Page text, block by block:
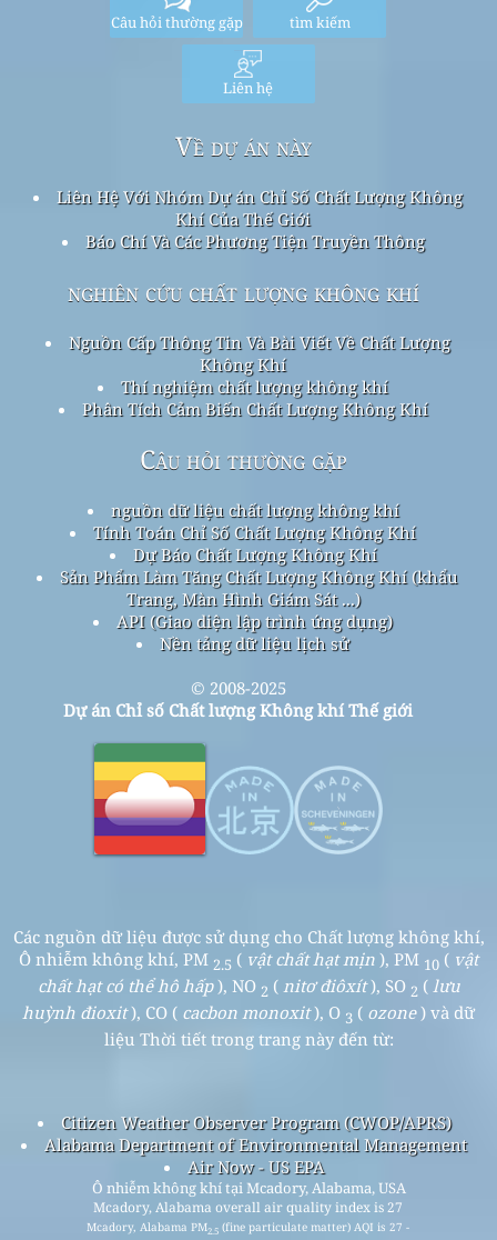
Câu hỏi thường gặp tìm kiếm
Liên hệ
Về dự án này
Liên Hệ Với Nhóm Dự án Chỉ Số Chất Lượng Không
Khí Của Thế Giới
Báo Chí Và Các Phương Tiện Truyền Thông
nghiên cứu chất lượng không khí
Nguồn Cấp Thông Tin Và Bài Viết Về Chất Lượng
Không Khí
Thí nghiệm chất lượng không khí
Phân Tích Cảm Biến Chất Lượng Không Khí
Câu hỏi thường gặp
nguồn dữ liệu chất lượng không khí
Tính Toán Chỉ Số Chất Lượng Không Khí
Dự Báo Chất Lượng Không Khí
Sản Phẩm Làm Tăng Chất Lượng Không Khí (khẩu
Trang, Màn Hình Giám Sát ...)
API (Giao diện lập trình ứng dụng)
Nền tảng dữ liệu lịch sử
© 2008-2025
Dự án Chỉ số Chất lượng Không khí Thế giới
Các nguồn dữ liệu được sử dụng cho Chất lượng không khí,
Ô nhiễm không khí, PM 2.5 ( vật chất hạt mịn ), PM 10 ( vật
chất hạt có thể hô hấp), NO 2 ( nitơ điôxít), SO 2 ( lưu
huỳnh đioxit), CO ( cacbon monoxit), O 3 ( ozone) và dữ
liệu Thời tiết trong trang này đến từ:
Citizen Weather Observer Program (CWOP/APRS)
Alabama Department of Environmental Management
Air Now - US EPA
Ô nhiễm không khí tại Mcadory, Alabama, USA
Mcadory, Alabama overall air quality index is 27
Mcadory, Alabama PM2.5 (fine particulate matter) AQI is 27 -